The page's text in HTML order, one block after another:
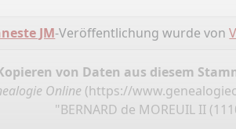
JM-Veröffentlichung wurde von
von Daten aus diesem
Online (https://
"BERNARD de MOREUIL II